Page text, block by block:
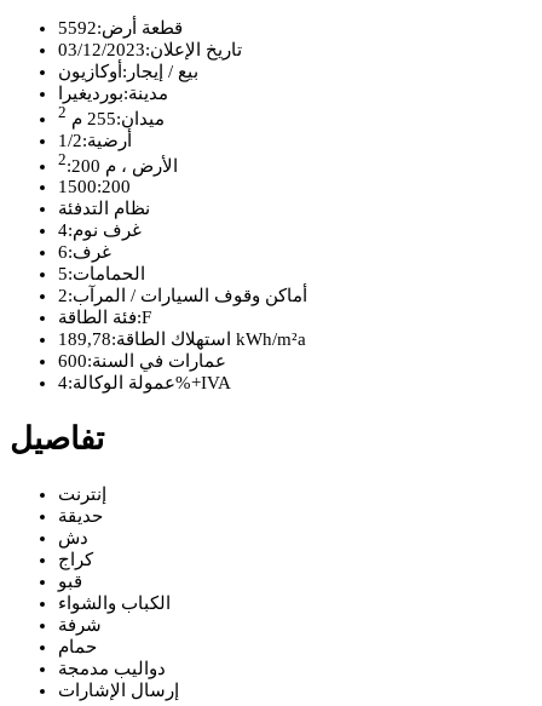
قطعة أرض:5592
تاريخ الإعلان:03/12/2023
بيع / إيجار: أوكازيون
مدينة:بورديغيرا
ميدان:255 م 2
أرضية:1/2
الأرض ، م
2:200
1500:200
نظام التدفئة
غرف نوم:4
غرف:6
الحمامات:5
أماكن وقوف السيارات / المرآب:2
فئة الطاقة:F
استهلاك الطاقة: 189,78 kWh/m²a
عمارات في السنة:600
عمولة الوكالة:4%+IVA
تفاصيل
إنترنت
حديقة
دش
كراج
قبو
الكباب والشواء
شرفة
حمام
دواليب مدمجة
إرسال الإشارات